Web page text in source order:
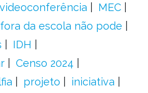
videoconferência
MEC
fora da escola não pode
IDH
Censo 2024
projeto
iniciativa